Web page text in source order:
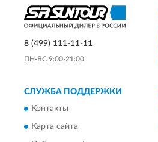
8 (499) 111-11-11
ПН-ВС 9:00-21:00
СЛУЖБА ПОДДЕРЖКИ
Контакты
Карта сайта